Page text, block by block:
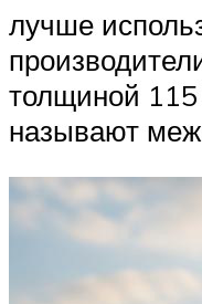
лучше
толщиной
называют